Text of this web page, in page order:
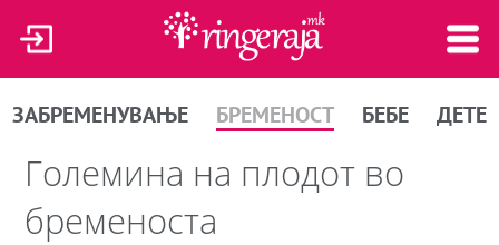
ЗАБРЕМЕНУВАЊЕ БРЕМЕНОСТ БЕБЕ ДЕТЕ
Големина на плодот во
бременоста